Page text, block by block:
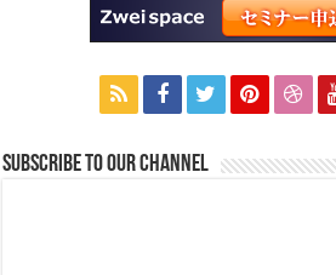
Subscribe to our Channel